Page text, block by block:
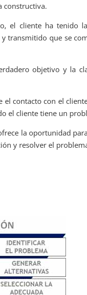
constructiva.
el cliente ha tenido
transmitido que se
objetivo y la
el contacto con el
el cliente tiene un
la oportunidad
y resolver el